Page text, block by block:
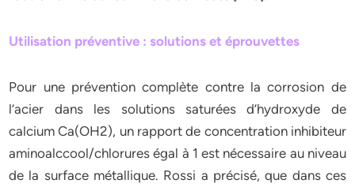
Utilisation préventive : solutions et éprouvettes
Pour une prévention complète contre la corrosion de
l’acier dans les solutions saturées d’hydroxyde de
calcium Ca(OH2), un rapport de concentration inhibiteur
aminoalccool/chlorures égal à 1 est nécessaire au niveau
de la surface métallique. Rossi a précisé, que dans ces